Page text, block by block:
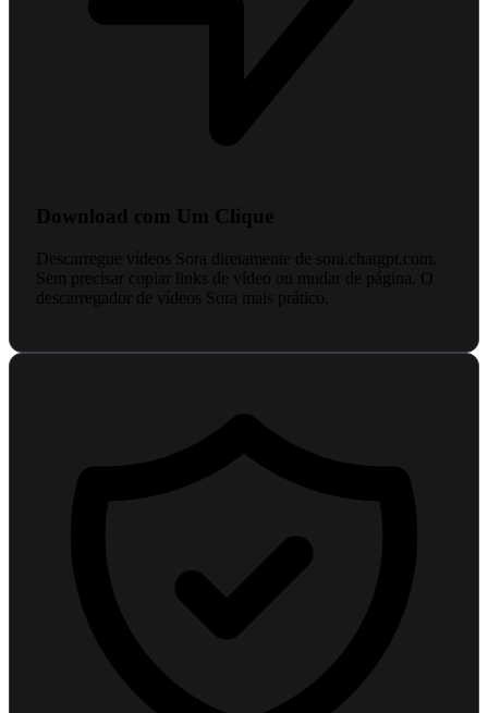
Download com Um Clique
Descarregue vídeos Sora diretamente de sora.chatgpt.com.
Sem precisar copiar links de vídeo ou mudar de página. O
descarregador de vídeos Sora mais prático.